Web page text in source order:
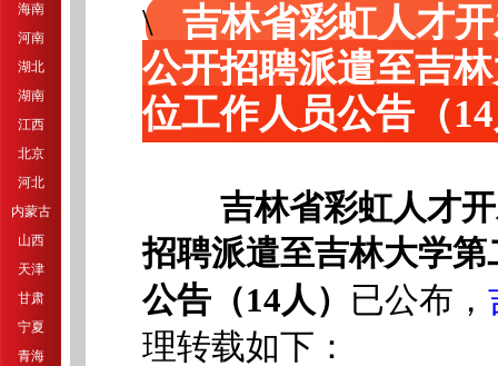
海南
河南
湖北
湖南
江西
北京
河北
内蒙古
山西
天津
甘肃
宁夏
青海
吉林省彩虹人才
公开招聘派遣至吉
位工作人员公告（
吉林省彩虹人才
招聘派遣至吉林大学
公告（14人） 已公布，
理转载如下：